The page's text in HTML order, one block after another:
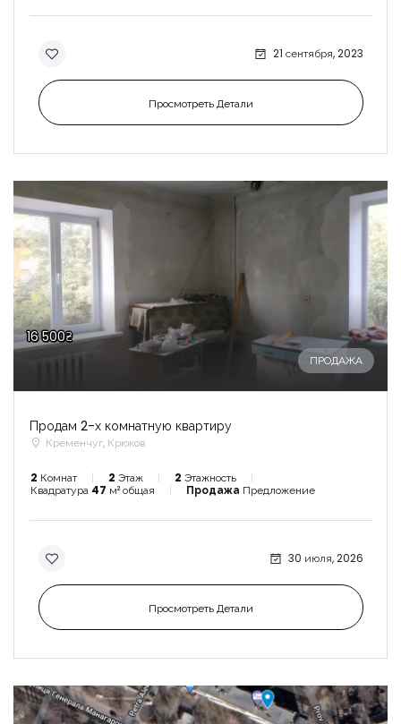
21 сентября, 2023
Просмотреть Детали
16 500₴
ПРОДАЖА
Продам 2-х комнатную квартиру
Кременчуг, Крюков
2 Комнат 2 Этаж 2 Этажность
Квадратура 47 м² общая Продажа Предложение
30 июля, 2026
Просмотреть Детали